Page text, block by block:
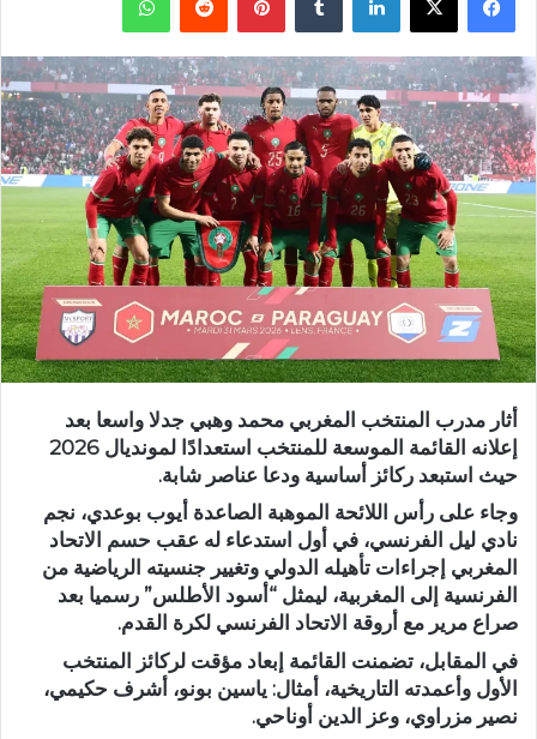
أثار مدرب المنتخب المغربي محمد وهبي جدلا واسعا بعد
إعلانه القائمة الموسعة للمنتخب استعدادًا لمونديال 2026
حيث استبعد ركائز أساسية ودعا عناصر شابة.
وجاء على رأس اللائحة الموهبة الصاعدة أيوب بوعدي، نجم
نادي ليل الفرنسي، في أول استدعاء له عقب حسم الاتحاد
المغربي إجراءات تأهيله الدولي وتغيير جنسيته الرياضية من
الفرنسية إلى المغربية، ليمثل “أسود الأطلس” رسميا بعد
صراع مرير مع أروقة الاتحاد الفرنسي لكرة القدم.
في المقابل، تضمنت القائمة إبعاد مؤقت لركائز المنتخب
الأول وأعمدته التاريخية، أمثال: ياسين بونو، أشرف حكيمي،
نصير مزراوي، وعز الدين أوناحي.